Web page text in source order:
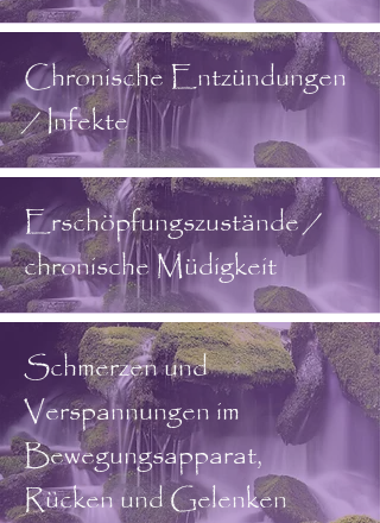
Chronische Entzündungen
/ Infekte
Erschöpfungszustände /
chronische Müdigkeit
Schmerzen und
Verspannungen im
Bewegungsapparat,
Rücken und Gelenken